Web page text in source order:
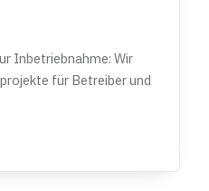
Inbetriebnahme: Wir
für Betreiber und